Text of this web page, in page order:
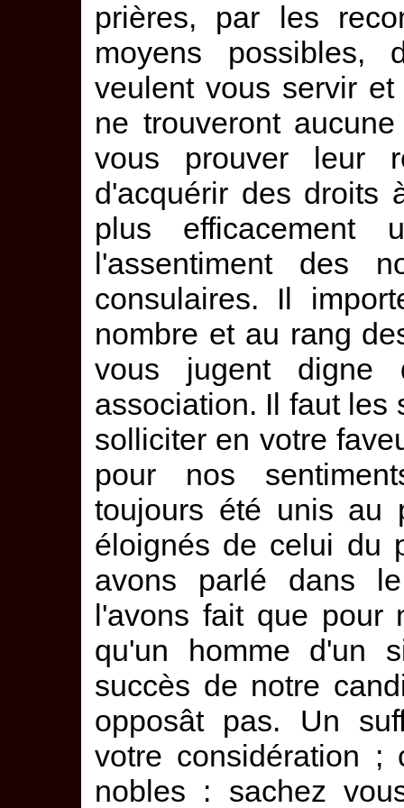
prières, par les
moyens
veulent vous servir
ne trouveront
vous prouver leur
d'acquérir des droits
plus efficacement
l'assentiment des
consulaires. Il
nombre et au rang
vous jugent
association. Il faut les
solliciter en votre
pour nos
toujours été unis
éloignés de celui du
avons parlé dans
l'avons fait que pour
qu'un homme d'un
succès de notre
opposât pas. Un
votre considération ;
nobles : sachez